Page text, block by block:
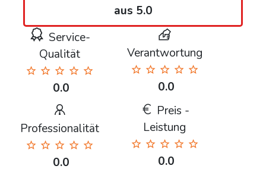
aus 5.0
Service-
Qualität
0.0
Verantwortung
0.0
Professionalität
0.0
Preis -
Leistung
0.0